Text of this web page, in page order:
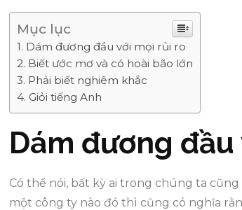
Mục lục
Dám đương đầu với mọi rủi ro
Biết ước mơ và có hoài bão lớn
Phải biết nghiêm khắc
Giỏi tiếng Anh
Dám đương
Có thể nói, bất kỳ ai trong chúng ta
một công ty nào đó thì cũng có nghĩa